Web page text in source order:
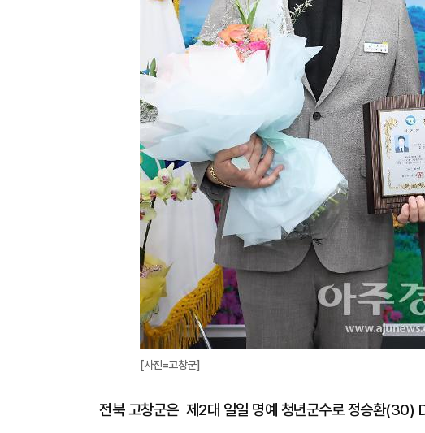
[사진=고창군]
전북 고창군은 제2대 일일 명예 청년군수로 정승환(30)